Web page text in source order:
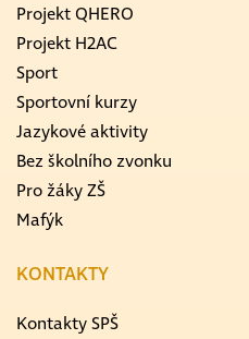
Projekt QHERO
Projekt H2AC
Sport
Sportovní kurzy
Jazykové aktivity
Bez školního zvonku
Pro žáky ZŠ
Mafýk
KONTAKTY
Kontakty SPŠ